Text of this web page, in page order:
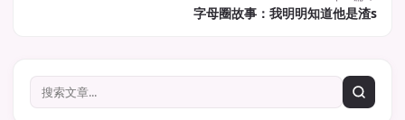
字母圈故事：我明明知道他是渣s